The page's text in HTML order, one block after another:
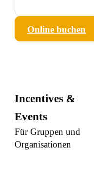
Online buchen
Incentives &
Events
Für Gruppen und
Organisationen